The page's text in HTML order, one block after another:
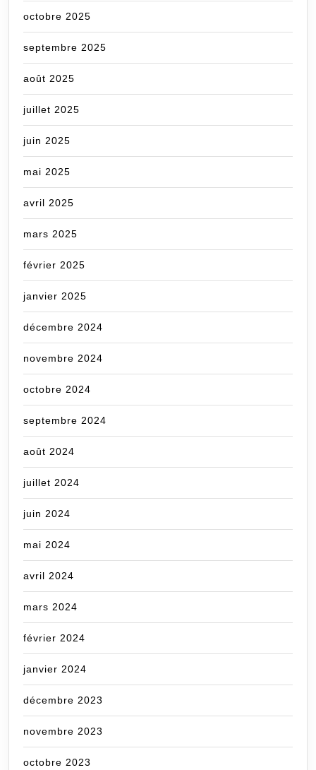
octobre 2025
septembre 2025
août 2025
juillet 2025
juin 2025
mai 2025
avril 2025
mars 2025
février 2025
janvier 2025
décembre 2024
novembre 2024
octobre 2024
septembre 2024
août 2024
juillet 2024
juin 2024
mai 2024
avril 2024
mars 2024
février 2024
janvier 2024
décembre 2023
novembre 2023
octobre 2023